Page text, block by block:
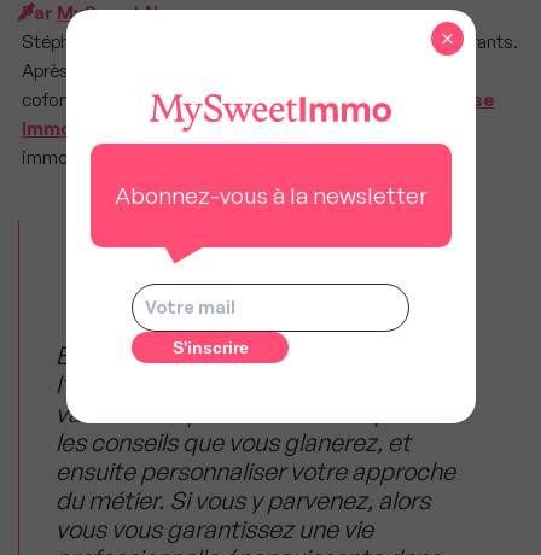
Par MySweet Newsroom
Stéphane Escobossa, 47 ans et heureux papa de deux enfants.
Après avoir dirigé plusieurs agences en Ile de France, il
cofonde le réseau de mandataires en immobilier
Dr House
Immo
qui représente à ce jour plus de 700 spécialistes
immobilier partout en France.
En immobilier, le temps et
l’expérience ont énormément de
valeur. Vous pourrez mettre à profit
les conseils que vous glanerez, et
ensuite personnaliser votre approche
du métier. Si vous y parvenez, alors
vous vous garantissez une vie
Abonnez-vous à la newsletter
×